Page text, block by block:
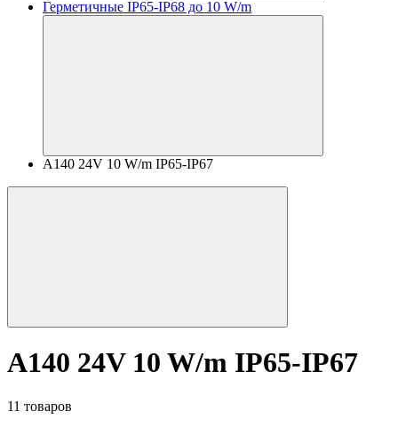
Герметичные IP65-IP68 до 10 W/m
A140 24V 10 W/m IP65-IP67
A140 24V 10 W/m IP65-IP67
11 товаров